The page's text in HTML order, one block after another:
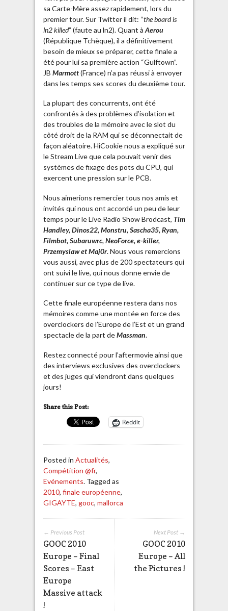
sa Carte-Mère assez rapidement, lors du
premier tour. Sur Twitter il dit: “the board is
ln2 killed” (faute au ln2). Quant à Aerou
(République Tchèque), il a définitivement
besoin de mieux se préparer, cette finale a
été pour lui sa première action “Gulftown”.
JB Marmott(France) n’a pas réussi à envoyer
dans les temps ses scores du deuxième tour.
La plupart des concurrents, ont été
confrontés à des problèmes d’isolation et
des troubles de la mémoire avec le slot du
côté droit de la RAM qui se déconnectait de
façon aléatoire. HiCookie nous a expliqué sur
le Stream Live que cela pouvait venir des
systèmes de fixage des pots du CPU, qui
exercent une pression sur le PCB.
Nous aimerions remercier tous nos amis et
invités qui nous ont accordé un peu de leur
temps pour le Live Radio Show Brodcast, Tim
Handley, Dinos22, Monstru, Sascha35, Ryan,
Filmbot, Subaruwrc, NeoForce, e-killer,
Przemyslaw et Maj0r. Nous vous remercions
vous aussi, avec plus de 200 spectateurs qui
ont suivi le live, qui nous donne envie de
continuer sur ce type de live.
Cette finale européenne restera dans nos
mémoires comme une montée en force des
overclockers de l’Europe de l’Est et un grand
spectacle de la part deMassman.
Restez connecté pour l’aftermovie ainsi que
des interviews exclusives des overclockers
et des juges qui viendront dans quelques
jours!
Share this Post:
Reddit
Posted in Actualités,
Compétition @fr,
Evénements. Tagged as
2010, finale européenne,
GIGAYTE, gooc, mallorca
Next Post →
GOOC 2010
Europe – All
the Pictures !
← Previous Post
GOOC 2010
Europe – Final
Scores – East
Europe
Massive attack
!